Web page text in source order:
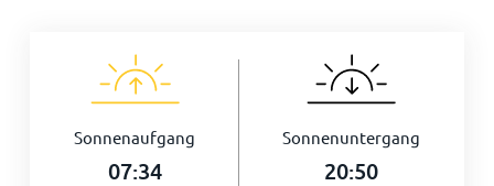
Sonnenaufgang
07:34
Sonnenuntergang
20:50